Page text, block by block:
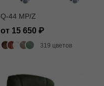
Q-44 MP/Z
от 15 650
319 цветов